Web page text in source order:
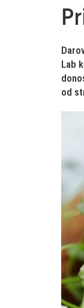
Lab
od